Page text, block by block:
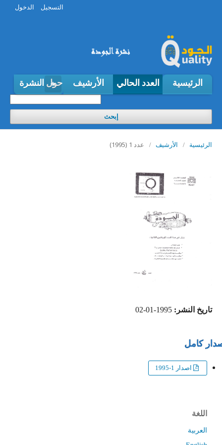
الرئيسية العدد الحالي الأرشيف حول النشرة
إبحث
التسجيل الدخول
الرئيسية الأرشيف / عدد 1 (1995)
تاريخ النشر: 1995-01-02
كامل
اصدار 1-1995
اللغة
العربية